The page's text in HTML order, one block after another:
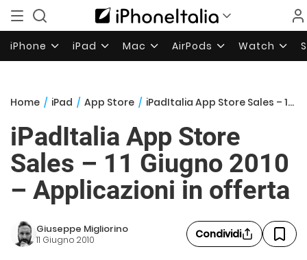
iPhone iPad Mac AirPods Watch
Home / iPad / App Store / iPadItalia App Store Sales – 11 Giugno 2010 – Applicazioni in offerta
iPadItalia App Store
Sales – 11 Giugno 2010
– Applicazioni in offerta
Giuseppe Migliorino
11 Giugno 2010 Condividi